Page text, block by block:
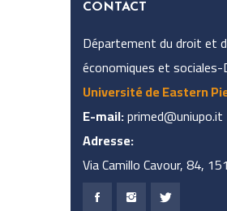
CONTACT
Département du droit et
économiques et sociales-
Université de Eastern
E-mail:primed@uniupo.it
Adresse:
Via Camillo Cavour, 84,